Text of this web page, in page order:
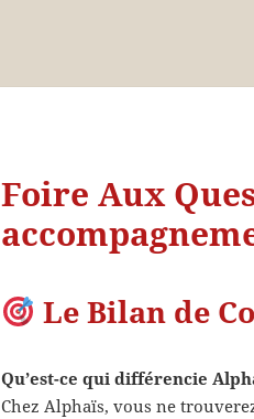
Foire Aux
Le Bilan de
Qu’est-ce qui différencie
Chez Alphaïs, vous ne